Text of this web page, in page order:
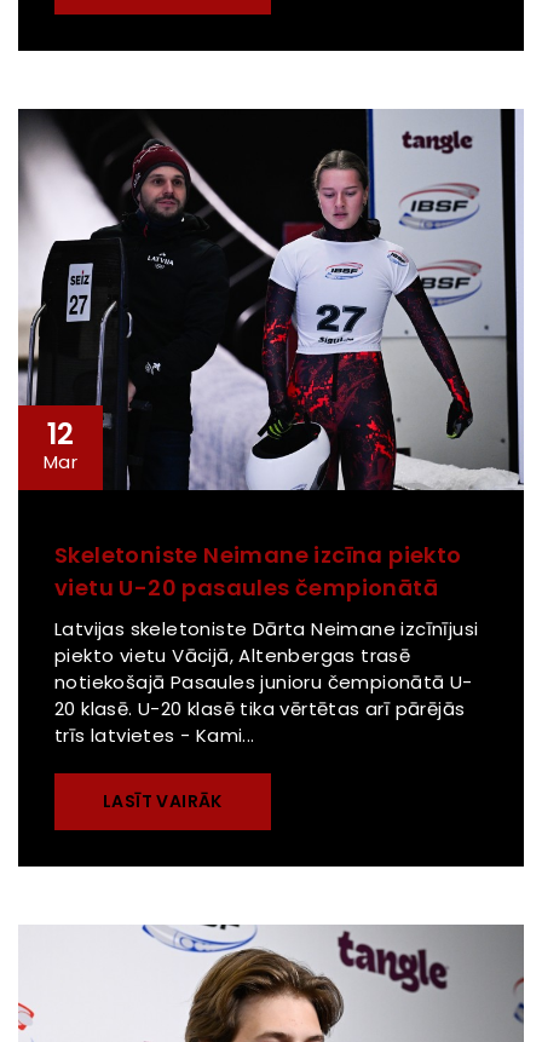
12
Mar
Skeletoniste Neimane izcīna piekto
vietu U-20 pasaules čempionātā
Latvijas skeletoniste Dārta Neimane izcīnījusi
piekto vietu Vācijā, Altenbergas trasē
notiekošajā Pasaules junioru čempionātā U-
20 klasē. U-20 klasē tika vērtētas arī pārējās
trīs latvietes - Kami...
LASĪT VAIRĀK